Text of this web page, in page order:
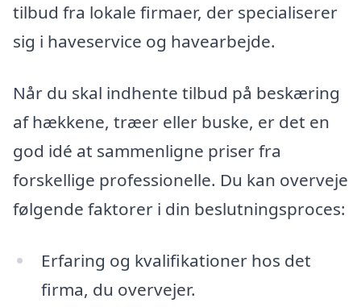
tilbud fra lokale firmaer, der specialiserer
sig i haveservice og havearbejde.
Når du skal indhente tilbud på beskæring
af hækkene, træer eller buske, er det en
god idé at sammenligne priser fra
forskellige professionelle. Du kan overveje
følgende faktorer i din beslutningsproces:
Erfaring og kvalifikationer hos det
firma, du overvejer.